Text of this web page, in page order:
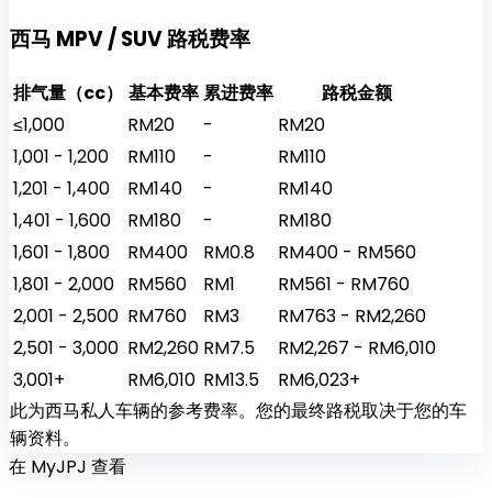
西马 MPV / SUV 路税费率
排气量（cc） 基本费率累进费率
路税金额
≤1,000
RM20 -
RM20
1,001 - 1,200
RM110 -
RM110
1,201 - 1,400
RM140 -
RM140
1,401 - 1,600
RM180 -
RM180
1,601 - 1,800
RM400 RM0.8
RM400 - RM560
1,801 - 2,000 RM560 RM1
RM561 - RM760
2,001 - 2,500 RM760 RM3
RM763 - RM2,260
2,501 - 3,000 RM2,260 RM7.5
RM2,267 - RM6,010
3,001+
RM6,010 RM13.5
RM6,023+
此为西马私人车辆的参考费率。您的最终路税取决于您的车
辆资料。
在 MyJPJ 查看